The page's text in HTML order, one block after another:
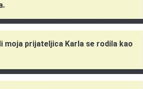
moja prijateljica Karla se rodila kao